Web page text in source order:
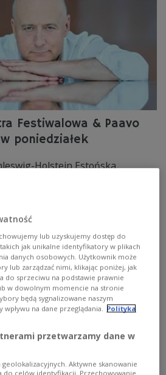
Festiwalowa & Paavo
poniedziałek
Holstein Estońska
pod dyrekcją Paavo Järviego
łączący współczesną muzykę
W pierwszej części
Kseniji Sidorovej, jednej z
akordeonistek. Drugą
dzieła Ludwiga van
muzyka klasyczna Paavo Järvi
muzyka współczesna
lub uzyskujemy dostęp do
jak unikalne identyfikatory w plikach
danych osobowych. Użytkownik może
lub zarządzać nimi, klikając poniżej, jak
do sprzeciwu na podstawie prawnie
w dowolnym momencie na stronie
będą sygnalizowane naszym
wpływu na dane przeglądania. Polityka
przetwarzamy dane w
geolokalizacyjnych. Aktywne skanowanie
do celów identyfikacji. Przechowywanie